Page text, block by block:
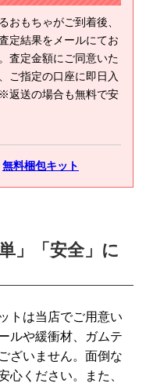
CWC限定 リボネッタウ
ステラサバンナ/ネオブ
CWC限定 プリマドー
アスペシャル ベアトリ
イラック/ネオブライス
イス CWC限定 プリマ
ドーリー ヘザースカ
サムウィロー/ネオブラ
ブリー/ネオブライス
/ネオブライス CWC限
フレンドリーフレック
ネオブライス CWC限定
ポット
おもちゃがご到着後、
定結果をメールにてお
査定金額にご同意いた
ご指定の口座に即日入
返送の場合も無料で安
無料梱包キット
、査定フォームから画像
イLINE査定」を友だちに
トフォンなどのカメラで
ゃの写真をトーク中に送
」「安全」に
トは当店でご用意い
ルや緩衝材、ガムテ
ざいません。面倒な
心ください。また、